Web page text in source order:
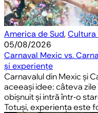
America de Sud,
05/08/2026
Carnaval Mexic vs.
și experiențe
Carnavalul din Mexic și
aceeași idee: câteva
obișnuit și intră într-o
Totuși, experiența este